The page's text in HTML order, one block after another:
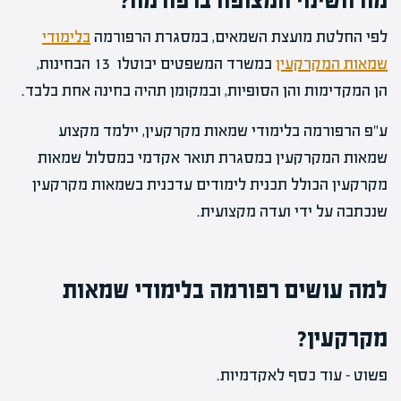
לפי החלטת מועצת השמאים, במסגרת הרפורמה בלימודי
שמאות המקרקעין
במשרד המשפטים יבוטלו 13 הבחינות,
הן המקדימות והן הסופיות, ובמקומן תהיה בחינה אחת בלבד.
ע"פ הרפורמה בלימודי שמאות מקרקעין, יילמד מקצוע
שמאות המקרקעין במסגרת תואר אקדמי במסלול שמאות
מקרקעין הכולל תכנית לימודים עדכנית בשמאות מקרקעין
שנכתבה על ידי ועדה מקצועית.
למה עושים רפורמה בלימודי שמאות
מקרקעין?
פשוט – עוד כסף לאקדמיות.